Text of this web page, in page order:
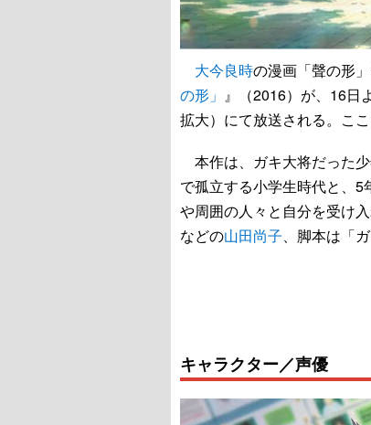
大今良時の漫画「聲の形
の形」 』（2016）が、16日
拡大）にて放送される。こ
本作は、ガキ大将だった
で孤立する小学生時代と、
や周囲の人々と自分を受け
などの山田尚子、脚本は「
キャラクター／声優